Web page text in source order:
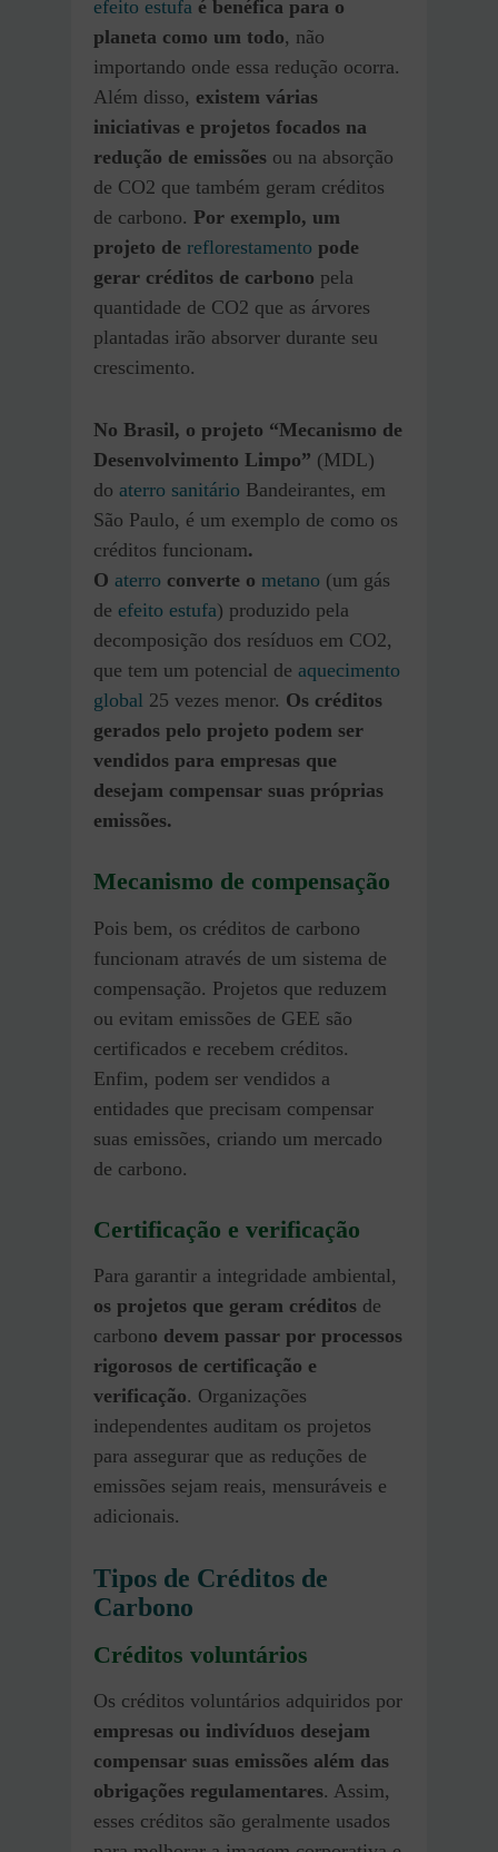
efeito estufa é benéfica para o
planeta como um todo, não
importando onde essa redução ocorra.
Além disso, existem várias
iniciativas e projetos focados na
redução de emissões ou na absorção
de CO2 que também geram créditos
de carbono. Por exemplo, um
projeto de reflorestamento pode
gerar créditos de carbono pela
quantidade de CO2 que as árvores
plantadas irão absorver durante seu
crescimento.
No Brasil, o projeto “Mecanismo de
Desenvolvimento Limpo” (MDL)
do aterro sanitário Bandeirantes, em
São Paulo, é um exemplo de como os
créditos funcionam.
O aterro converte o metano (um gás
de efeito estufa) produzido pela
decomposição dos resíduos em CO2,
que tem um potencial de aquecimento
global 25 vezes menor. Os créditos
gerados pelo projeto podem ser
vendidos para empresas que
desejam compensar suas próprias
emissões.
Mecanismo de compensação
Pois bem, os créditos de carbono
funcionam através de um sistema de
compensação. Projetos que reduzem
ou evitam emissões de GEE são
certificados e recebem créditos.
Enfim, podem ser vendidos a
entidades que precisam compensar
suas emissões, criando um mercado
de carbono.
Certificação e verificação
Para garantir a integridade ambiental,
os projetos que geram créditos de
carbono devem passar por processos
rigorosos de certificação e
verificação. Organizações
independentes auditam os projetos
para assegurar que as reduções de
emissões sejam reais, mensuráveis e
adicionais.
Tipos de Créditos de
Carbono
Créditos voluntários
Os créditos voluntários adquiridos por
empresas ou indivíduos desejam
compensar suas emissões além das
obrigações regulamentares. Assim,
esses créditos são geralmente usados